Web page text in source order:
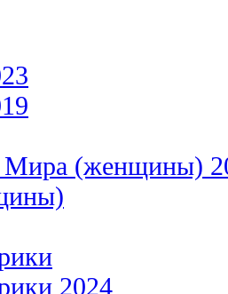
Мира (женщины)
2024